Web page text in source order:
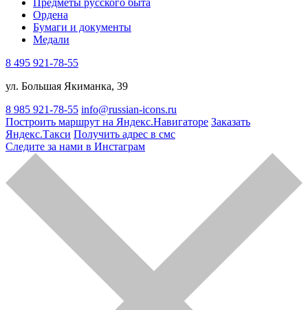
Предметы русского быта
Ордена
Бумаги и документы
Медали
8 495 921-78-55
ул. Большая Якиманка, 39
8 985 921-78-55 info@russian-icons.ru
Построить маршрут на Яндекс.Навигаторе Заказать
Яндекс.Такси Получить адрес в смс
Следите за нами в Инстаграм